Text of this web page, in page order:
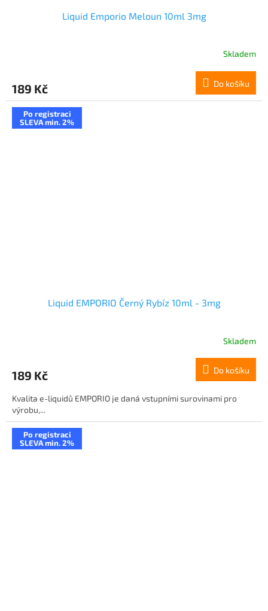
Liquid Emporio Meloun 10ml 3mg
Skladem
189 Kč Do košíku
Po registraci
SLEVA min. 2%
Liquid EMPORIO Černý Rybíz 10ml - 3mg
Skladem
189 Kč Do košíku
Kvalita e-liquidů EMPORIO je daná vstupními surovinami pro
výrobu,...
Po registraci
SLEVA min. 2%